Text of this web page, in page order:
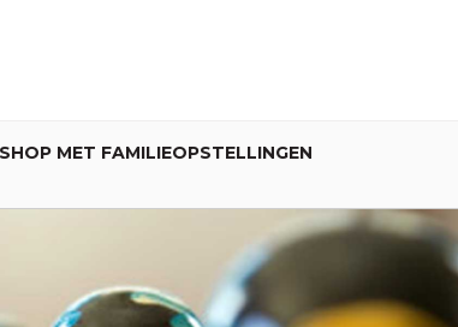
MET FAMILIEOPSTELLINGEN